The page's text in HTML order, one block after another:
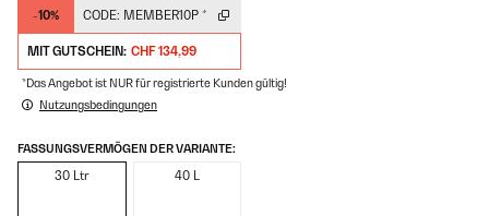
-10% CODE: MEMBER10P *
MIT GUTSCHEIN: CHF 134,99
*Das Angebot ist NUR für registrierte Kunden gültig!
Nutzungsbedingungen
FASSUNGSVERMÖGEN DER VARIANTE:
30 Ltr 40 L